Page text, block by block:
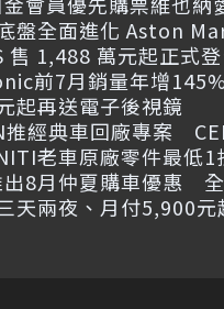
盤全面進化 Aston
售 1,488 萬元起正式
前7月銷量年增
起再送電子後視鏡
推經典車回廠專案
老車原廠零件最低1
出8月仲夏購車優惠
天兩夜、月付5,900元